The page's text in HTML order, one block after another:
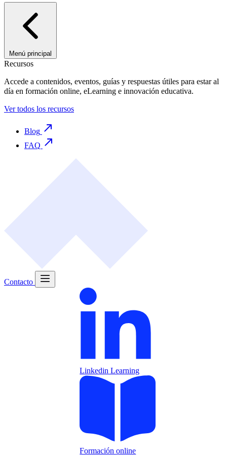
Menú principal
Recursos
Accede a contenidos, eventos, guías y respuestas útiles para estar al
día en formación online, eLearning e innovación educativa.
Ver todos los recursos
Blog
FAQ
Contacto
Linkedin Learning
Formación online